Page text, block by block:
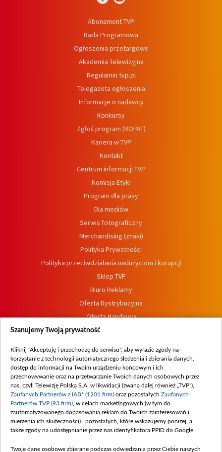
Abonament TVP
Rada Programowa
Ogłoszenia przetargowe
Akademia Telewizyjna
Regulamin tvp.pl
Telegazeta ogłoszenia
Informacje o nadawcy
Konkursy
Zgłoś program (ROPAT)
Kariera w TVP
Kontakt
Centrum informacji TVP
Komisja Etyki
Program dla prasy
Dla mediów
Serwis fotograficzny
Merchandising (znaki)
Polityka Prywatności
Polityka przeciwdziałania nadużyciom i korupcji
Sklep TVP
Biuro Reklamy
Oferta Dystrybucyjna
Oferta Handlowa
Dostępność
Procedura zgłoszeń wewnętrznych
Szanujemy Twoją prywatność
Kliknij "Akceptuję i przechodzę do serwisu", aby wyrazić zgody na
korzystanie z technologii automatycznego śledzenia i zbierania danych,
dostęp do informacji na Twoim urządzeniu końcowym i ich
przechowywanie oraz na przetwarzanie Twoich danych osobowych przez
nas, czyli Telewizję Polską S.A. w likwidacji (zwaną dalej również „TVP”),
Zaufanych Partnerów z IAB* (1201 firm) oraz pozostałych Zaufanych
Partnerów TVP (93 firm) , w celach marketingowych (w tym do
zautomatyzowanego dopasowania reklam do Twoich zainteresowań i
mierzenia ich skuteczności) i pozostałych, które wskazujemy poniżej, a
także zgody na udostępnianie przez nas identyfikatora PPID do Google.
Twoje dane osobowe zbierane podczas odwiedzania przez Ciebie naszych